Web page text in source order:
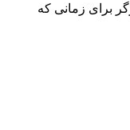
برای زمانی که